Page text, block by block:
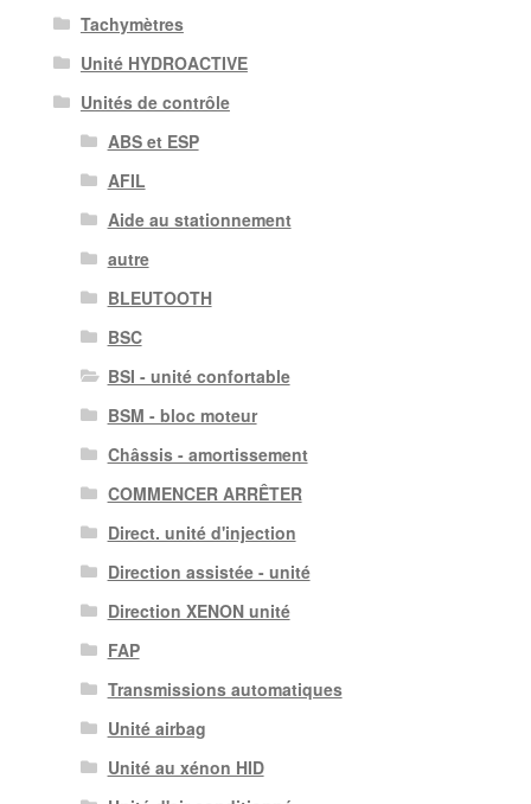
Tachymètres
Unité HYDROACTIVE
Unités de contrôle
ABS et ESP
AFIL
Aide au stationnement
autre
BLEUTOOTH
BSC
BSI - unité confortable
BSM - bloc moteur
Châssis - amortissement
COMMENCER ARRÊTER
Direct. unité d'injection
Direction assistée - unité
Direction XENON unité
FAP
Transmissions automatiques
Unité airbag
Unité au xénon HID